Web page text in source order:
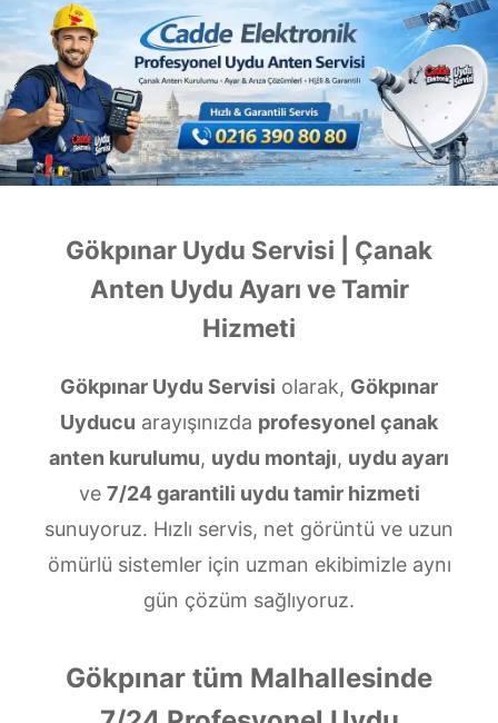
Gökpınar Uydu Servisi | Çanak
Anten Uydu Ayarı ve Tamir
Hizmeti
Gökpınar Uydu Servisi olarak, Gökpınar
Uyducu arayışınızda profesyonel çanak
anten kurulumu, uydu montajı, uydu ayarı
ve 7/24 garantili uydu tamir hizmeti
sunuyoruz. Hızlı servis, net görüntü ve uzun
ömürlü sistemler için uzman ekibimizle aynı
gün çözüm sağlıyoruz.
Gökpınar tüm Malhallesinde